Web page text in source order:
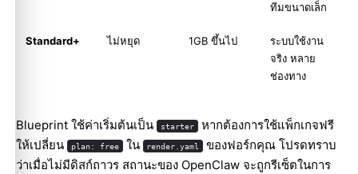
ทีมขนาดเล็ก
Standard+ ไม่หยุด 1GB ขึ้นไป
ระบบใช้งาน
จริง หลาย
ช่องทาง
Blueprint ใช้ค่าเริ่มต้นเป็น starter หากต้องการใช้แพ็กเกจฟรี
ให้เปลี่ยน
plan: free ใน render.yaml
ของฟอร์กคุณ โปรดทราบ
ว่าเมื่อไม่มีดิสก์ถาวร สถานะของ OpenClaw จะถูกรีเซ็ตในการ